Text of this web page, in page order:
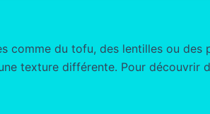
comme du tofu, des lentilles ou
texture différente. Pour découvrir